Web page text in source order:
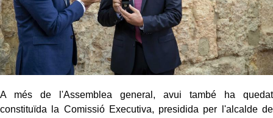
A més de l'Assemblea general, avui també ha quedat
constituïda la Comissió Executiva, presidida per l'alcalde de